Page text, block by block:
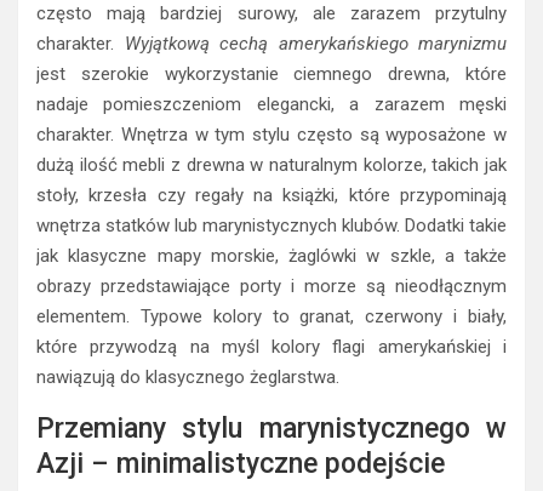
często mają bardziej surowy, ale zarazem przytulny
charakter. Wyjątkową cechą amerykańskiego marynizmu
jest szerokie wykorzystanie ciemnego drewna, które
nadaje pomieszczeniom elegancki, a zarazem męski
charakter. Wnętrza w tym stylu często są wyposażone w
dużą ilość mebli z drewna w naturalnym kolorze, takich jak
stoły, krzesła czy regały na książki, które przypominają
wnętrza statków lub marynistycznych klubów. Dodatki takie
jak klasyczne mapy morskie, żaglówki w szkle, a także
obrazy przedstawiające porty i morze są nieodłącznym
elementem. Typowe kolory to granat, czerwony i biały,
które przywodzą na myśl kolory flagi amerykańskiej i
nawiązują do klasycznego żeglarstwa.
Przemiany stylu marynistycznego w
Azji – minimalistyczne podejście